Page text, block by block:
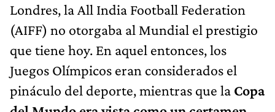
Londres, la All India Football Federation
(AIFF) no otorgaba al Mundial el prestigio
que tiene hoy. En aquel entonces, los
Juegos Olímpicos eran considerados el
pináculo del deporte, mientras que la Copa